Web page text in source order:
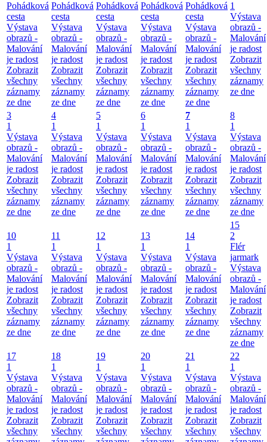
Pohádková
cesta
Výstava
obrazů -
Malování
je radost
Zobrazit
všechny
záznamy
ze dne
Pohádková
cesta
Výstava
obrazů -
Malování
je radost
Zobrazit
všechny
záznamy
ze dne
Pohádková
cesta
Výstava
obrazů -
Malování
je radost
Zobrazit
všechny
záznamy
ze dne
Pohádková
cesta
Výstava
obrazů -
Malování
je radost
Zobrazit
všechny
záznamy
ze dne
Pohádková
cesta
Výstava
obrazů -
Malování
je radost
Zobrazit
všechny
záznamy
ze dne
1
Výstava
obrazů -
Malování
je radost
Zobrazit
všechny
záznamy
ze dne
3
1
Výstava
obrazů -
Malování
je radost
Zobrazit
všechny
záznamy
ze dne
4
1
Výstava
obrazů -
Malování
je radost
Zobrazit
všechny
záznamy
ze dne
5
1
Výstava
obrazů -
Malování
je radost
Zobrazit
všechny
záznamy
ze dne
6
1
Výstava
obrazů -
Malování
je radost
Zobrazit
všechny
záznamy
ze dne
7
1
Výstava
obrazů -
Malování
je radost
Zobrazit
všechny
záznamy
ze dne
8
1
Výstava
obrazů -
Malování
je radost
Zobrazit
všechny
záznamy
ze dne
10
1
Výstava
obrazů -
Malování
je radost
Zobrazit
všechny
záznamy
ze dne
11
1
Výstava
obrazů -
Malování
je radost
Zobrazit
všechny
záznamy
ze dne
12
1
Výstava
obrazů -
Malování
je radost
Zobrazit
všechny
záznamy
ze dne
13
1
Výstava
obrazů -
Malování
je radost
Zobrazit
všechny
záznamy
ze dne
14
1
Výstava
obrazů -
Malování
je radost
Zobrazit
všechny
záznamy
ze dne
15
2
Flér
jarmark
Výstava
obrazů -
Malování
je radost
Zobrazit
všechny
záznamy
ze dne
17
1
Výstava
obrazů -
Malování
je radost
Zobrazit
všechny
18
1
Výstava
obrazů -
Malování
je radost
Zobrazit
všechny
19
1
Výstava
obrazů -
Malování
je radost
Zobrazit
všechny
20
1
Výstava
obrazů -
Malování
je radost
Zobrazit
všechny
21
1
Výstava
obrazů -
Malování
je radost
Zobrazit
všechny
22
1
Výstava
obrazů -
Malování
je radost
Zobrazit
všechny